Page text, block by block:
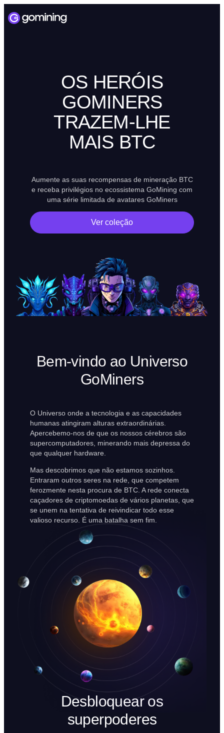
OS HERÓIS
GOMINERS
TRAZEM-LHE
MAIS BTC
Aumente as suas recompensas de mineração BTC
e receba privilégios no ecossistema GoMining com
uma série limitada de avatares GoMiners
Ver coleção
Bem-vindo ao Universo
GoMiners
O Universo onde a tecnologia e as capacidades
humanas atingiram alturas extraordinárias.
Apercebemo-nos de que os nossos cérebros são
supercomputadores, minerando mais depressa do
que qualquer hardware.
Mas descobrimos que não estamos sozinhos.
Entraram outros seres na rede, que competem
ferozmente nesta procura de BTC. A rede conecta
caçadores de criptomoedas de vários planetas, que
se unem na tentativa de reivindicar todo esse
valioso recurso. É uma batalha sem fim.
Desbloquear os
superpoderes